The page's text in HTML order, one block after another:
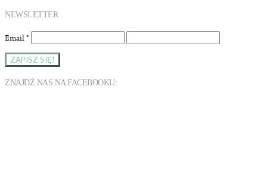
NEWSLETTER
Email*
ZNAJDŹ NAS NA FACEBOOKU: